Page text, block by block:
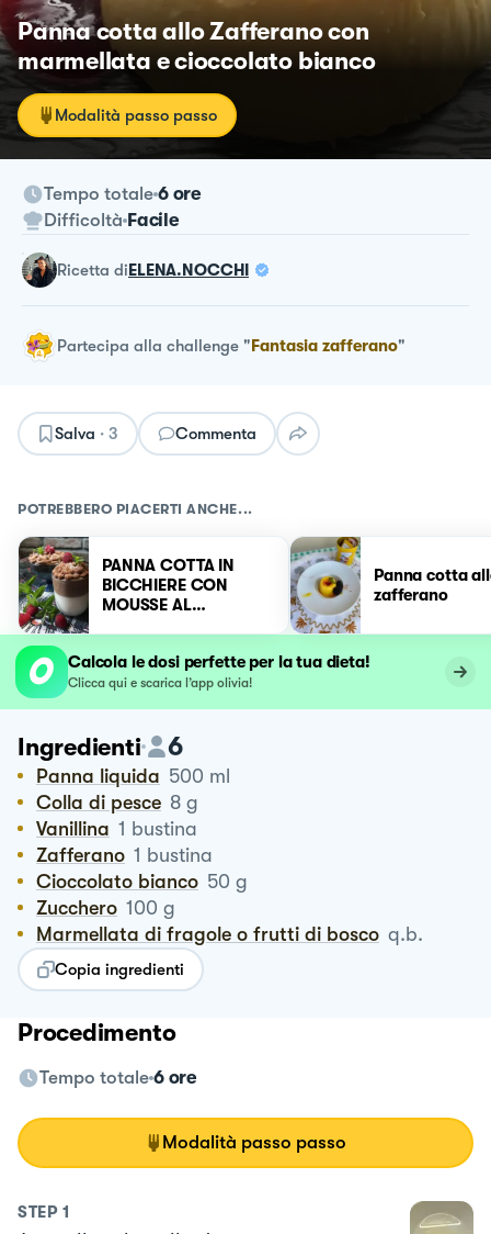
Panna cotta allo Zafferano con
marmellata e cioccolato bianco
Modalità passo passo
Tempo totale 6 ore
Difficoltà Facile
ricetta diELENA.NOCCHI
Partecipa alla challenge "Fantasia zafferano"
Salva · 3 Commenta
POTREBBERO PIACERTI ANCHE...
PANNA COTTA IN
BICCHIERE CON
MOUSSE AL
Panna cotta
zafferano
Calcola le dosi perfette per la tua dieta!
Clicca qui e scarica l’app olivia!
Ingredienti 6
Panna liquida 500 ml
Colla di pesce 8 g
Vanillina 1 bustina
Zafferano 1 bustina
Cioccolato bianco 50 g
Zucchero 100 g
Marmellata di fragole o frutti di bosco q.b.
Copia ingredienti
Procedimento
Tempo totale 6 ore
Modalità passo passo
STEP 1